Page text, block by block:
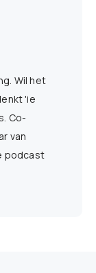
Wil het
'ie
Co-
van
podcast